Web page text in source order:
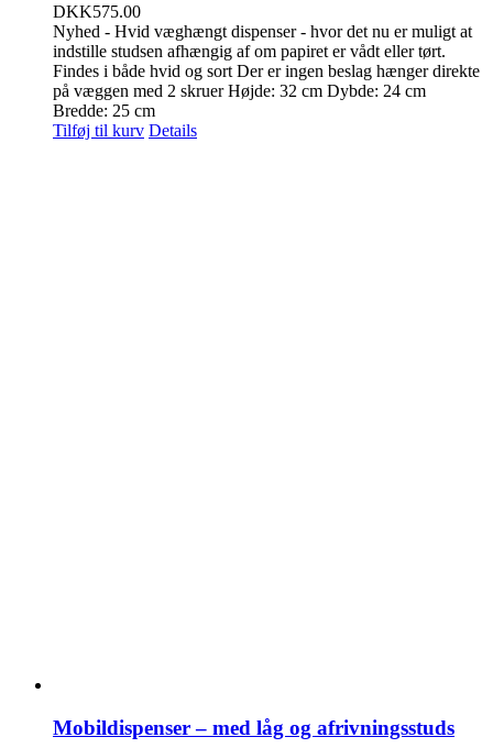
DKK575.00
Nyhed - Hvid væghængt dispenser - hvor det nu er muligt at
indstille studsen afhængig af om papiret er vådt eller tørt.
Findes i både hvid og sort Der er ingen beslag hænger direkte
på væggen med 2 skruer Højde: 32 cm Dybde: 24 cm
Bredde: 25 cm
Tilføj til kurv Details
Mobildispenser – med låg og afrivningsstuds